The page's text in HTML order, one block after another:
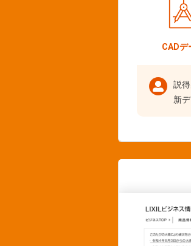
CADデ
説
新